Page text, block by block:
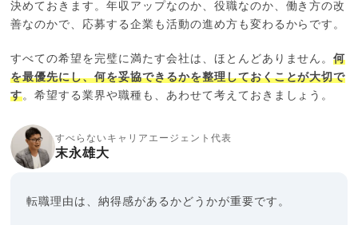
決めておきます。年収アップなのか、役職なのか、働き方の改
善なのかで、応募する企業も活動の進め方も変わるからです。
すべての希望を完璧に満たす会社は、ほとんどありません。何
を最優先にし、何を妥協できるかを整理しておくことが大切で
す。希望する業界や職種も、あわせて考えておきましょう。
すべらないキャリアエージェント代表
末永雄大
転職理由は、納得感があるかどうかが重要です。